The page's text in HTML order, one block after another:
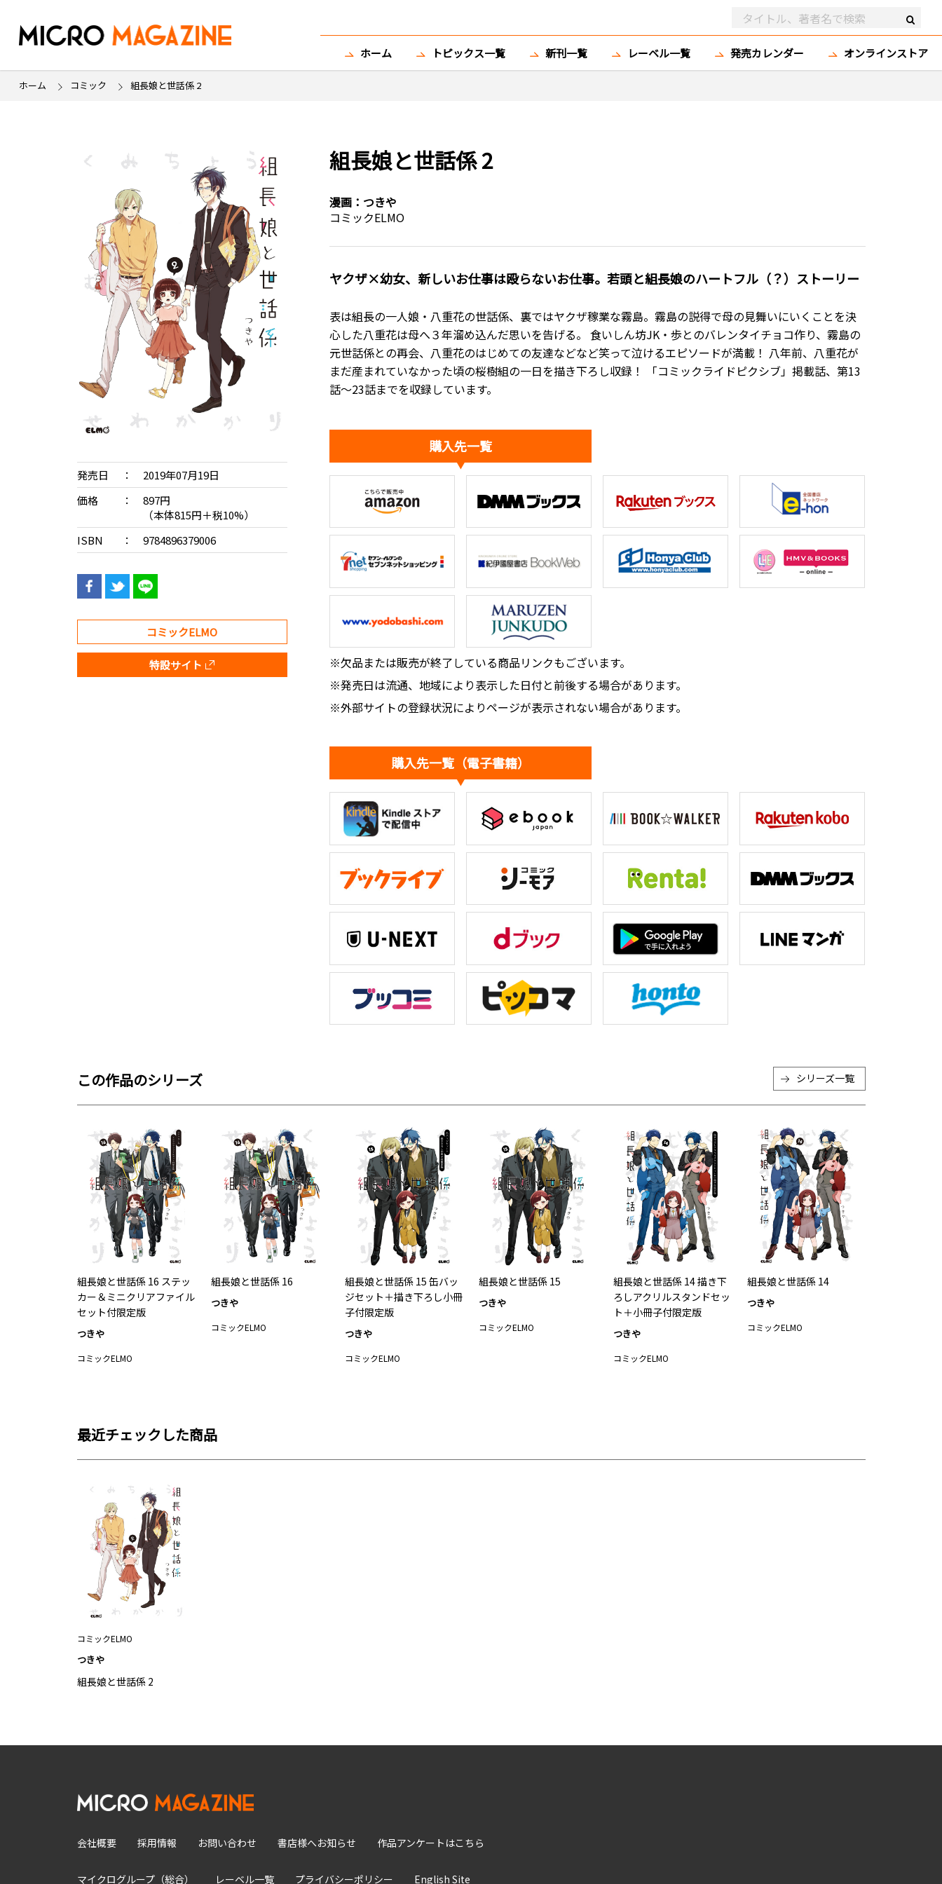
ホーム トピックス一覧 新刊一覧 レーベル一覧 発売カレンダー オンラインストア
ホーム コミック 組長娘と世話係 2
発売日
2019年07月19日
価格
897円
（本体815円＋税10%）
ISBN
9784896379006
コミックELMO
特設サイト
組長娘と世話係 2
漫画： つきや
コミックELMO
ヤクザ×幼女、新しいお仕事は殴らないお仕事。若頭と組長娘のハートフル（？）ストーリー
表は組長の一人娘・八重花の世話係、裏ではヤクザ稼業な霧島。霧島の説得で母の見舞いにいくことを決
心した八重花は母へ３年溜め込んだ思いを告げる――。 食いしん坊JK・歩とのバレンタイチョコ作り、霧島の
元世話係との再会、八重花のはじめての友達などなど笑って泣けるエピソードが満載！ 八年前、八重花が
まだ産まれていなかった頃の桜樹組の一日を描き下ろし収録！ 「コミックライドピクシブ」掲載話、第13
話～23話までを収録しています。
購入先一覧
※欠品または販売が終了している商品リンクもございます。
※発売日は流通、地域により表示した日付と前後する場合があります。
※外部サイトの登録状況によりページが表示されない場合があります。
購入先一覧（電子書籍）
この作品のシリーズ シリーズ一覧
組長娘と世話係 16 ステッ
カー＆ミニクリアファイル
セット付限定版
つきや
コミックELMO
組長娘と世話係 16
つきや
コミックELMO
組長娘と世話係 15 缶バッ
ジセット＋描き下ろし小冊
子付限定版
つきや
コミックELMO
組長娘と世話係 15
つきや
コミックELMO
組長娘と世話係 14 描き下
ろしアクリルスタンドセッ
ト＋小冊子付限定版
つきや
コミックELMO
組長娘と世話係 14
つきや
コミックELMO
最近チェックした商品
コミックELMO
つきや
組長娘と世話係 2
会社概要 採用情報 お問い合わせ 書店様へお知らせ 作品アンケートはこちら
マイクログループ（総合） レーベル一覧 プライバシーポリシー English Site